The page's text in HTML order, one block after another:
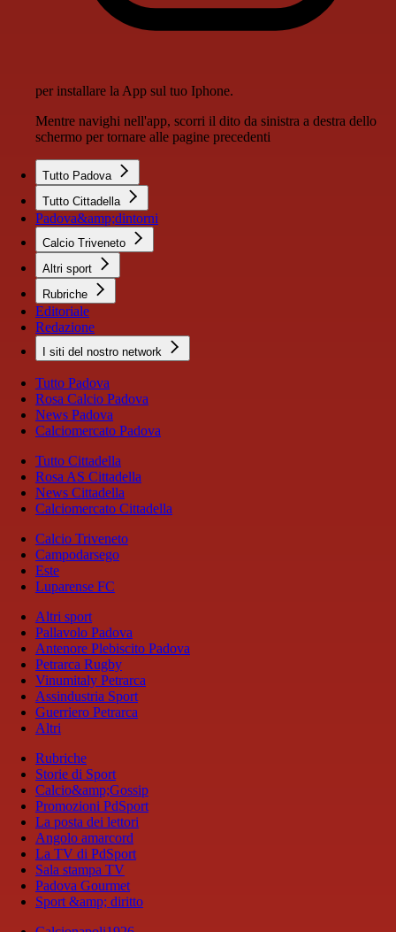
per installare la App sul tuo Iphone.
Mentre navighi nell'app, scorri il dito da sinistra a destra dello
schermo per tornare alle pagine precedenti
Tutto Padova
Tutto Cittadella
Padova&amp;dintorni
Calcio Triveneto
Altri sport
Rubriche
Editoriale
Redazione
I siti del nostro network
Tutto Padova
Rosa Calcio Padova
News Padova
Calciomercato Padova
Tutto Cittadella
Rosa AS Cittadella
News Cittadella
Calciomercato Cittadella
Calcio Triveneto
Campodarsego
Este
Luparense FC
Altri sport
Pallavolo Padova
Antenore Plebiscito Padova
Petrarca Rugby
Vinumitaly Petrarca
Assindustria Sport
Guerriero Petrarca
Altri
Rubriche
Storie di Sport
Calcio&amp;Gossip
Promozioni PdSport
La posta dei lettori
Angolo amarcord
La TV di PdSport
Sala stampa TV
Padova Gourmet
Sport &amp; diritto